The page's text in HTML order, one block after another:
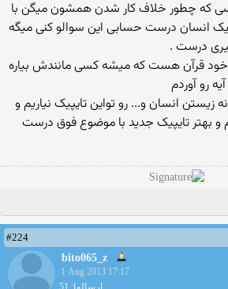
که چطور خلاف کار شدن همشون میگن با
یک انسان درست حسابی این سوالو کنی میگه
درست .
قرآن هست که میشه کسی مانندش بیاره
رو آوردم
انسان و... رو تواین تایپیک نیاریم و
بهتر تایپیک جدید با موضوع فوق درست
#224
bito065_z
1 Aug 2013 17:17
ارسالها: 51